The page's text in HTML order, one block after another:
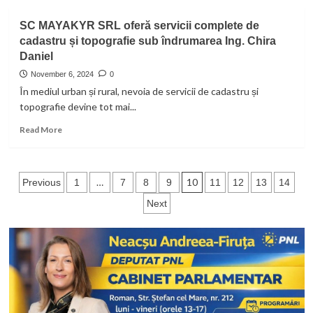
Tineretului
din
PNL
Neamţ
parlamentare,
cu
electoratul
pentru
Neamţ!”
SC MAYAKYR SRL oferă servicii complete de
cadastru și topografie sub îndrumarea Ing. Chira
Daniel
November 6, 2024 0
În mediul urban și rural, nevoia de servicii de cadastru și
topografie devine tot mai...
Read MoreRead
MAYAKYR
SRL
de
cadastru
și
topografie
sub
Posts
Previous 1 … 7 8 9 10 11 12 13
14
Next